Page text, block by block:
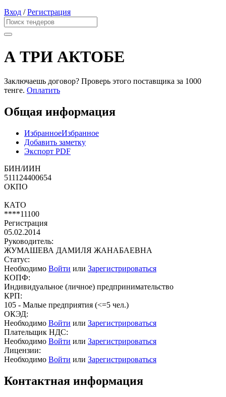
Вход /Регистрация
А ТРИ АКТОБЕ
Заключаешь договор? Проверь этого поставщика за 1000
тенге. Оплатить
Общая информация
ИзбранноеИзбранное
Добавить заметку
Экспорт PDF
БИН/ИИН
511124400654
ОКПО
КАТО
****11100
Регистрация
05.02.2014
Руководитель:
ЖУМАШЕВА ДАМИЛЯ ЖАНАБАЕВНА
Статус:
Необходимо Войти или Зарегистрироваться
КОПФ:
Индивидуальное (личное) предпринимательство
КРП:
105 - Малые предприятия (<=5 чел.)
ОКЭД:
Необходимо Войти или Зарегистрироваться
Плательщик НДС:
Необходимо Войти или Зарегистрироваться
Лицензии:
Необходимо Войти или Зарегистрироваться
Контактная информация